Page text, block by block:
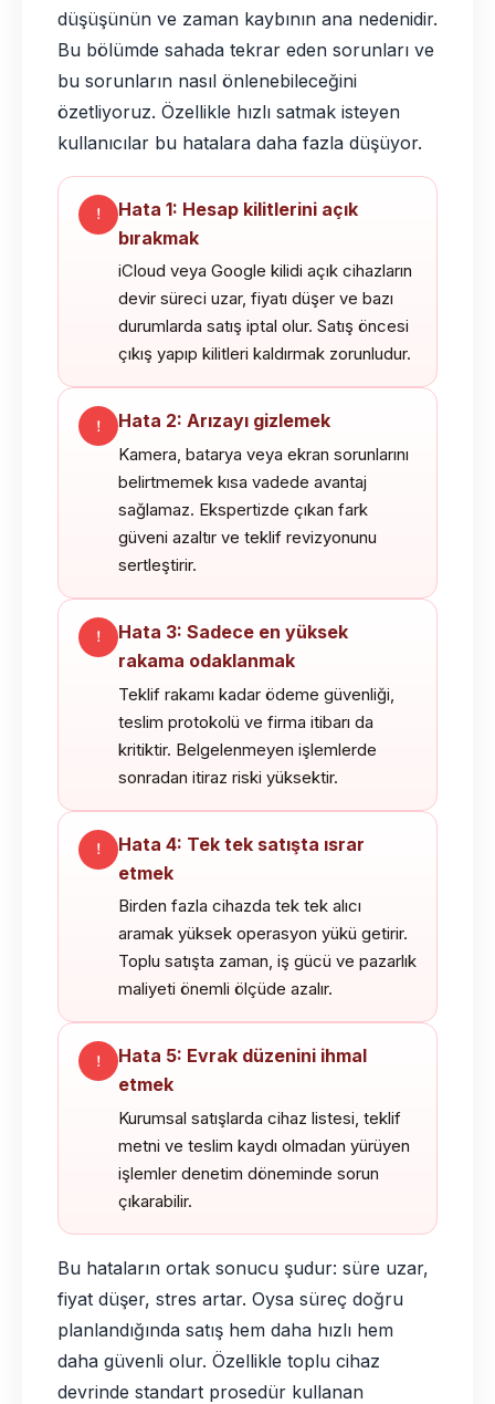
düşüşünün ve zaman kaybının ana nedenidir.
Bu bölümde sahada tekrar eden sorunları ve
bu sorunların nasıl önlenebileceğini
özetliyoruz. Özellikle hızlı satmak isteyen
kullanıcılar bu hatalara daha fazla düşüyor.
Hata 1: Hesap kilitlerini açık
bırakmak
iCloud veya Google kilidi açık cihazların
devir süreci uzar, fiyatı düşer ve bazı
durumlarda satış iptal olur. Satış öncesi
çıkış yapıp kilitleri kaldırmak zorunludur.
Hata 2: Arızayı gizlemek
Kamera, batarya veya ekran sorunlarını
belirtmemek kısa vadede avantaj
sağlamaz. Ekspertizde çıkan fark
güveni azaltır ve teklif revizyonunu
sertleştirir.
Hata 3: Sadece en yüksek
rakama odaklanmak
Teklif rakamı kadar ödeme güvenliği,
teslim protokolü ve firma itibarı da
kritiktir. Belgelenmeyen işlemlerde
sonradan itiraz riski yüksektir.
Hata 4: Tek tek satışta ısrar
etmek
Birden fazla cihazda tek tek alıcı
aramak yüksek operasyon yükü getirir.
Toplu satışta zaman, iş gücü ve pazarlık
maliyeti önemli ölçüde azalır.
Hata 5: Evrak düzenini ihmal
etmek
Kurumsal satışlarda cihaz listesi, teklif
metni ve teslim kaydı olmadan yürüyen
işlemler denetim döneminde sorun
çıkarabilir.
Bu hataların ortak sonucu şudur: süre uzar,
fiyat düşer, stres artar. Oysa süreç doğru
planlandığında satış hem daha hızlı hem
daha güvenli olur. Özellikle toplu cihaz
devrinde standart prosedür kullanan